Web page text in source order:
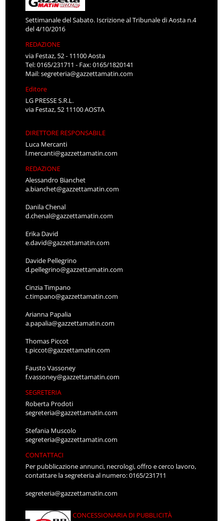
Settimanale del Sabato. Iscrizione al Tribunale di Aosta n.4
del 4/10/2016
REDAZIONE
via Festaz, 52 - 11100 Aosta
Tel: 0165/231711 - Fax: 0165/1820141
Mail:segreteria@gazzettamatin.com
Editore
LG PRESSE S.R.L.
via Festaz, 52 11100 AOSTA
DIRETTORE RESPONSABILE
Luca Mercanti
l.mercanti@gazzettamatin.com
REDAZIONE
Alessandro Bianchet
a.bianchet@gazzettamatin.com
Danila Chenal
d.chenal@gazzettamatin.com
Erika David
e.david@gazzettamatin.com
Davide Pellegrino
d.pellegrino@gazzettamatin.com
Cinzia Timpano
c.timpano@gazzettamatin.com
Arianna Papalia
a.papalia@gazzettamatin.com
Thomas Piccot
t.piccot@gazzettamatin.com
Fausto Vassoney
f.vassoney@gazzettamatin.com
SEGRETERIA
Roberta Prodoti
segreteria@gazzettamatin.com
Stefania Muscolo
segreteria@gazzettamatin.com
CONTATTACI
Per pubblicazione annunci, necrologi, offro e cerco lavoro,
contattare la segreteria al numero: 0165/231711
segreteria@gazzettamatin.com
CONCESSIONARIA DI PUBBLICITÀ